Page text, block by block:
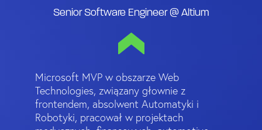
Senior Software Engineer @ Altium
Microsoft MVP w obszarze Web
Technologies, związany głownie z
frontendem, absolwent Automatyki i
Robotyki, pracował w projektach